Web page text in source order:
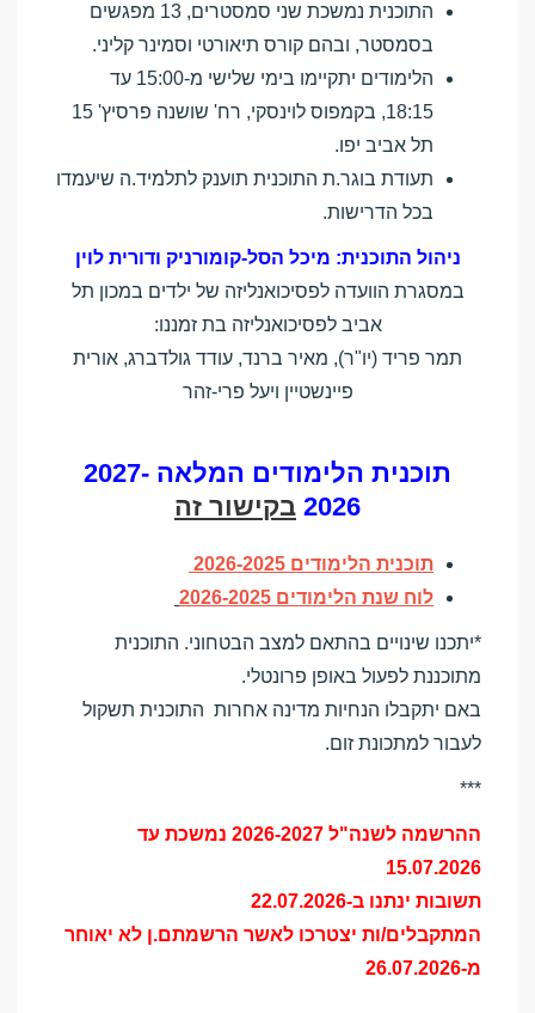
התוכנית נמשכת שני סמסטרים, 13 מפגשים
בסמסטר, ובהם קורס תיאורטי וסמינר קליני.
הלימודים יתקיימו בימי שלישי מ-15:00 עד
18:15, בקמפוס לוינסקי, רח' שושנה פרסיץ' 15
תל אביב יפו.
תעודת בוגר.ת התוכנית תוענק לתלמיד.ה שיעמדו
בכל הדרישות.
ניהול התוכנית: מיכל הסל-קומורניק ודורית לוין
במסגרת הוועדה לפסיכואנליזה של ילדים במכון תל
אביב לפסיכואנליזה בת זמננו:
תמר פריד (יו"ר), מאיר ברנד, עודד גולדברג, אורית
פיינשטיין ויעל פרי-זהר
תוכנית הלימודים המלאה 2027-
2026 בקישור זה
תוכנית הלימודים 2026-2025
לוח שנת הלימודים 2026-2025
*יתכנו שינויים בהתאם למצב הבטחוני. התוכנית
מתוכננת לפעול באופן פרונטלי.
באם יתקבלו הנחיות מדינה אחרות התוכנית תשקול
לעבור למתכונת זום.
***
ההרשמה לשנה"ל 2026-2027 נמשכת עד
15.07.2026
תשובות ינתנו ב-22.07.2026
המתקבלים/ות יצטרכו לאשר הרשמתם.ן לא יאוחר
מ-26.07.2026